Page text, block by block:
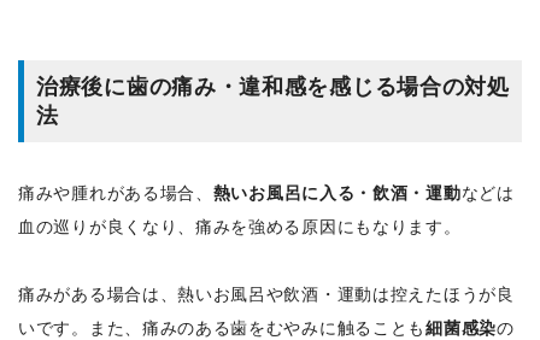
治療後に歯の痛み・違和感を感じる場合の対処
法
痛みや腫れがある場合、 熱いお風呂に入る・飲酒・運動などは
血の巡りが良くなり、痛みを強める原因にもなります。
痛みがある場合は、熱いお風呂や飲酒・運動は控えたほうが良
いです。また、痛みのある歯をむやみに触ることも細菌感染の